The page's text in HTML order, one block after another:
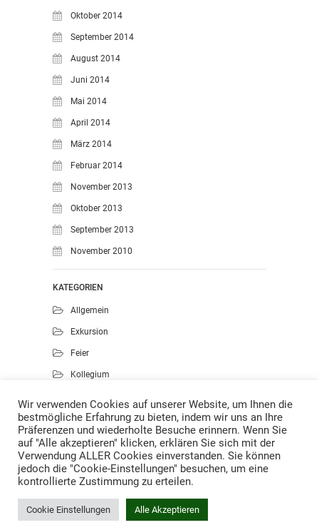
Oktober 2014
September 2014
August 2014
Juni 2014
Mai 2014
April 2014
März 2014
Februar 2014
November 2013
Oktober 2013
September 2013
November 2010
KATEGORIEN
Allgemein
Exkursion
Feier
Kollegium
Musik
Projekte
Sport
Wir verwenden Cookies auf unserer Website, um Ihnen die
bestmögliche Erfahrung zu bieten, indem wir uns an Ihre
Präferenzen und wiederholte Besuche erinnern. Wenn Sie
auf "Alle akzeptieren" klicken, erklären Sie sich mit der
Verwendung ALLER Cookies einverstanden. Sie können
jedoch die "Cookie-Einstellungen" besuchen, um eine
kontrollierte Zustimmung zu erteilen.
Cookie Einstellungen Alle Akzeptieren